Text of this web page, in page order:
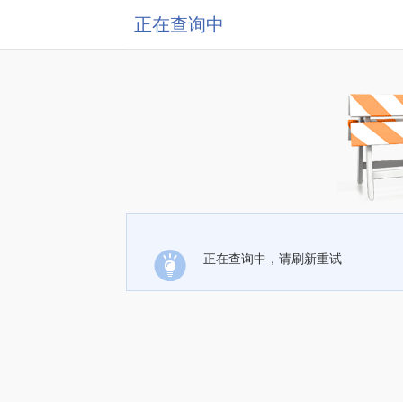
正在查询中
正在查询中，请刷新重试